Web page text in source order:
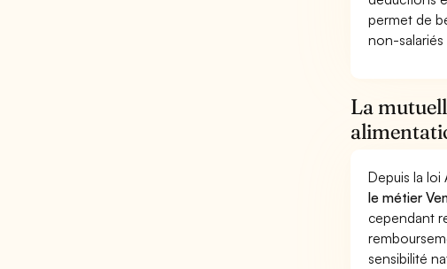
permet de
non-salariés
La
Depuis la loi
le métier
cependant
sensibilité